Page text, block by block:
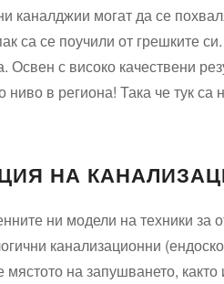
каналджии могат да се
са се поучили от грешките
Освен с високо качествени
ниво в региона! Така че тук
НА
ни модели на техники за
канализационни
мястото на запушването,